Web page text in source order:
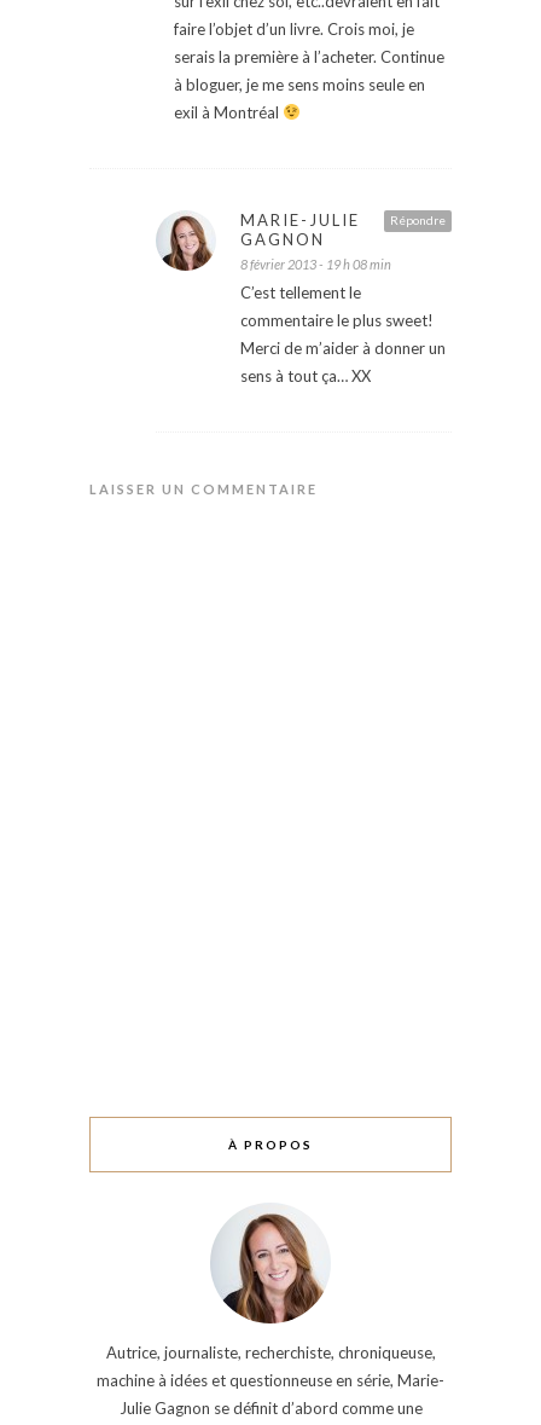
faire l’objet d’un livre. Crois moi, je
serais la première à l’acheter. Continue
à bloguer, je me sens moins seule en
exil à Montréal
Répondre
MARIE-JULIE
GAGNON
8 février 2013 - 19 h 08 min
C’est tellement le
commentaire le plus sweet!
Merci de m’aider à donner un
sens à tout ça… XX
LAISSER UN COMMENTAIRE
À PROPOS
Autrice, journaliste, recherchiste, chroniqueuse,
machine à idées et questionneuse en série, Marie-
Julie Gagnon se définit d’abord comme une